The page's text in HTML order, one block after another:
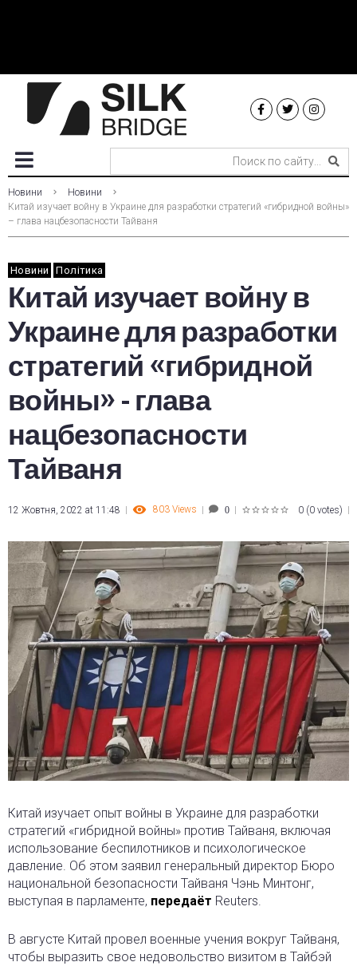
Новини
Новини
Китай изучает войну в Украине для разработки стратегий «гибридной войны»
– глава нацбезопасности Тайваня
Новини Політика
Китай изучает войну в
Украине для разработки
стратегий «гибридной
войны» - глава
нацбезопасности
Тайваня
12 Жовтня, 2022 at 11:48 803 Views 0 0 (0 votes)
Китай изучает опыт войны в Украине для разработки
стратегий «гибридной войны» против Тайваня, включая
использование беспилотников и психологическое
давление. Об этом заявил генеральный директор Бюро
национальной безопасности Тайваня Чэнь Минтонг,
выступая в парламенте, передаёт Reuters.
В августе Китай провел военные учения вокруг Тайваня,
чтобы выразить свое недовольство визитом в Тайбэй